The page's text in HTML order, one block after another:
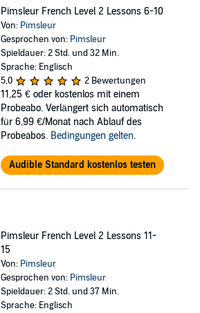
Pimsleur French Level 2 Lessons 6-10
Von: Pimsleur
Gesprochen von: Pimsleur
Spieldauer: 2 Std. und 32 Min.
Sprache: Englisch
5,0
2 Bewertungen
11,25 € oder kostenlos mit einem
Probeabo. Verlängert sich automatisch
für 6,99 €/Monat nach Ablauf des
Probeabos. Bedingungen gelten.
Audible Standard kostenlos testen
Pimsleur French Level 2 Lessons 11-
15
Von: Pimsleur
Gesprochen von: Pimsleur
Spieldauer: 2 Std. und 37 Min.
Sprache: Englisch